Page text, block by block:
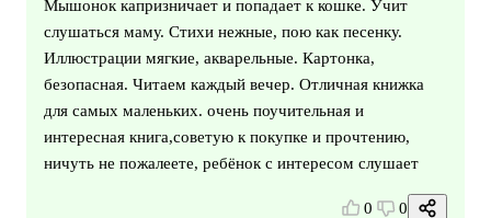
Мышонок капризничает и попадает к кошке. Учит
слушаться маму. Стихи нежные, пою как песенку.
Иллюстрации мягкие, акварельные. Картонка,
безопасная. Читаем каждый вечер. Отличная книжка
для самых маленьких. очень поучительная и
интересная книга,советую к покупке и прочтению,
ничуть не пожалеете, ребёнок с интересом слушает
0 0